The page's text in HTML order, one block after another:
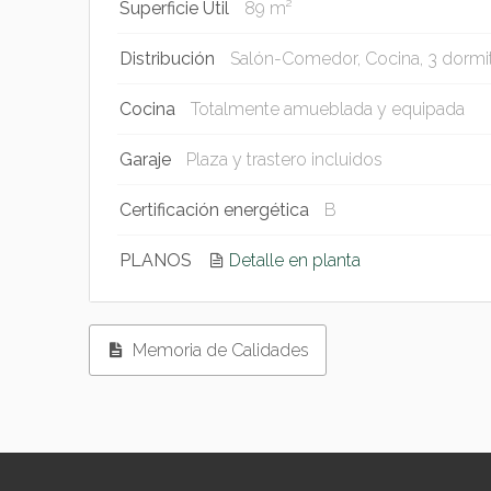
Superficie Util 89 m²
Distribución Salón-Comedor, Cocina, 3
Cocina Totalmente amueblada y equipada
Garaje Plaza y trastero incluidos
Certificación energética B
PLANOS Detalle en planta
Memoria de Calidades